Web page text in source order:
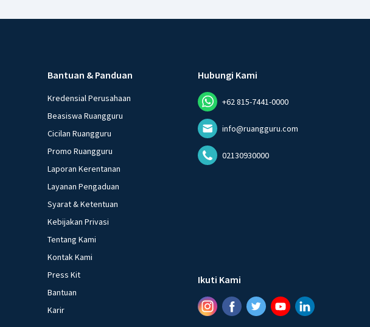
Bantuan & Panduan
Kredensial Perusahaan
Beasiswa Ruangguru
Cicilan Ruangguru
Promo Ruangguru
Laporan Kerentanan
Layanan Pengaduan
Syarat & Ketentuan
Kebijakan Privasi
Tentang Kami
Kontak Kami
Press Kit
Bantuan
Karir
Hubungi Kami
+62 815-7441-0000
info@ruangguru.com
02130930000
Ikuti Kami